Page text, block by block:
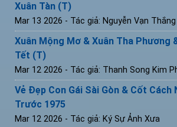
Xuân Tàn (T)
Mar 13 2026 - Tác giả: Nguyễn Vạn Thắng
Xuân Mộng Mơ & Xuân Tha Phương
Tết (T)
Mar 12 2026 - Tác giả: Thanh Song Kim
Vẻ Đẹp Con Gái Sài Gòn & Cốt Cách
Trước 1975
Mar 12 2026 - Tác giả: Ký Sự Ảnh Xưa